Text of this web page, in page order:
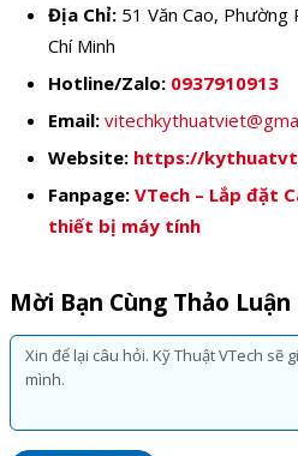
Địa Chỉ: 51 Văn Cao, Phường
Chí Minh
Hotline/Zalo: 0937910913
Email:
Website: https://
Fanpage: VTech – Lắp đặt
thiết bị máy tính
Mời Bạn Cùng Thảo Luận